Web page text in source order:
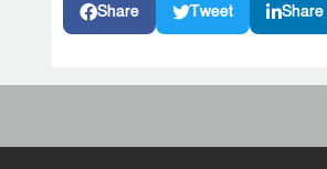
Share Tweet Share